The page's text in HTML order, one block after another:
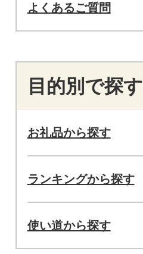
よくあるご質問
目的別で探す
お礼品から探す
ランキングから探す
使い道から探す